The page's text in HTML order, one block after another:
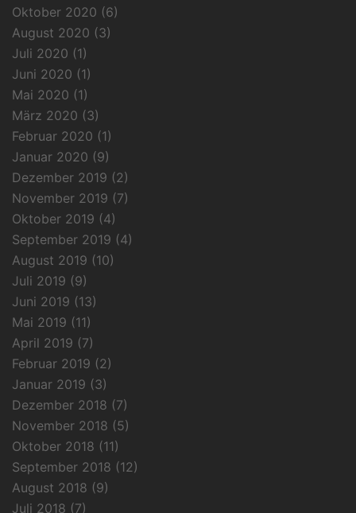
Oktober 2020 (6)
August 2020 (3)
Juli 2020 (1)
Juni 2020 (1)
Mai 2020 (1)
März 2020 (3)
Februar 2020 (1)
Januar 2020 (9)
Dezember 2019 (2)
November 2019 (7)
Oktober 2019 (4)
September 2019 (4)
August 2019 (10)
Juli 2019 (9)
Juni 2019 (13)
Mai 2019 (11)
April 2019 (7)
Februar 2019 (2)
Januar 2019 (3)
Dezember 2018 (7)
November 2018 (5)
Oktober 2018 (11)
September 2018 (12)
August 2018 (9)
Juli 2018 (7)